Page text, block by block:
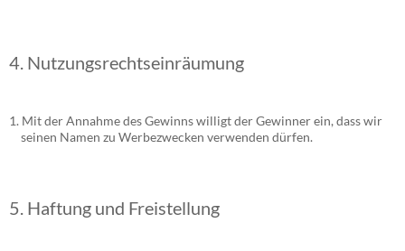
4. Nutzungsrechtseinräumung
Mit der Annahme des Gewinns willigt der Gewinner ein, dass wir
seinen Namen zu Werbezwecken verwenden dürfen.
5. Haftung und Freistellung